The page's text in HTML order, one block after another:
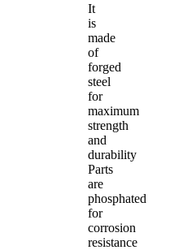
It
is
made
of
forged
steel
for
maximum
strength
and
durability
Parts
are
phosphated
for
corrosion
resistance